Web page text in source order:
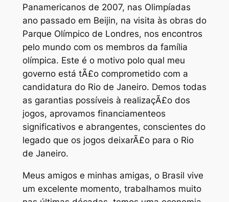
Panamericanos de 2007, nas Olimpíadas
ano passado em Beijin, na visita às obras do
Parque Olímpico de Londres, nos encontros
pelo mundo com os membros da família
olímpica. Este é o motivo polo qual meu
governo está tÃ£o comprometido com a
candidatura do Rio de Janeiro. Demos todas
as garantias possíveis à realizaçÃ£o dos
jogos, aprovamos financiamenteos
significativos e abrangentes, conscientes do
legado que os jogos deixarÃ£o para o Rio
de Janeiro.
Meus amigos e minhas amigas, o Brasil vive
um excelente momento, trabalhamos muito